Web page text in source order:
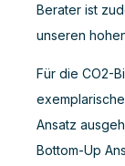
Berater ist
unseren
Für die CO2-
Ansatz
Bottom-Up